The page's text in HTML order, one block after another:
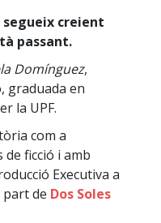
segueix creient
passant.
Domínguez,
graduada en
la UPF.
com a
ficció i amb
Executiva a
part de Dos Soles